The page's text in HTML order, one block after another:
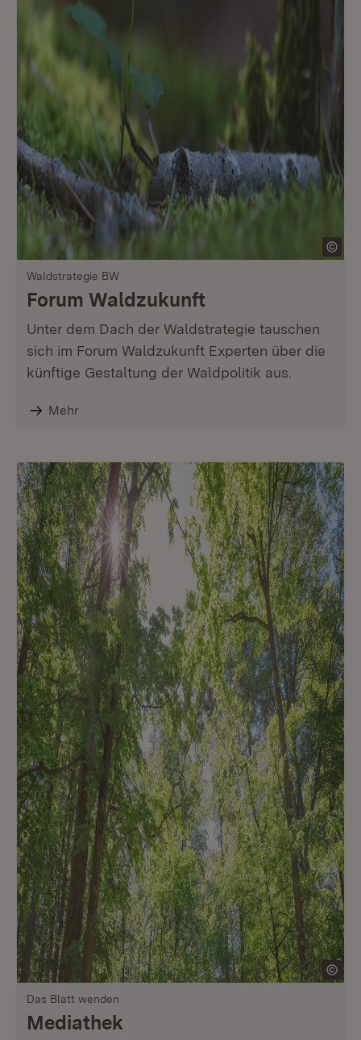
Waldstrategie BW
Forum Waldzukunft
Unter dem Dach der Waldstrategie tauschen
sich im Forum Waldzukunft Experten über die
künftige Gestaltung der Waldpolitik aus.
Mehr
Das Blatt wenden
Mediathek